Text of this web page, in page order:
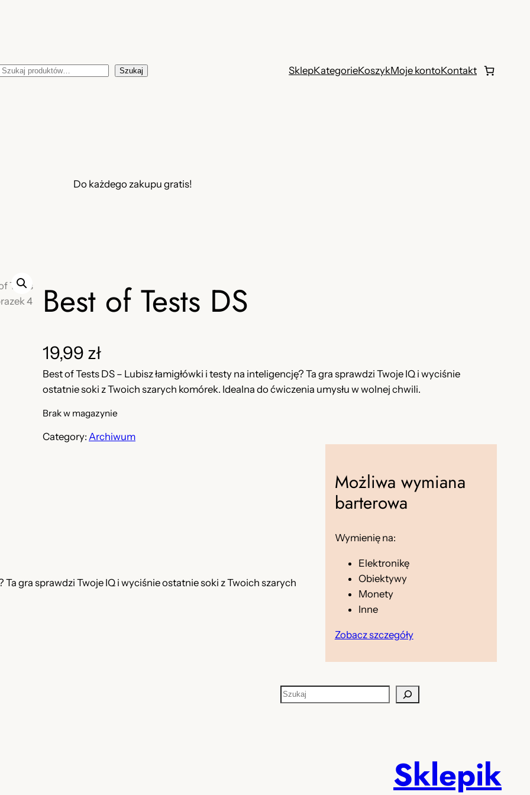
Szukaj SklepKategorieKoszykMoje kontoKontakt
Do każdego zakupu gratis!
Best of Tests DS
19,99 zł
Best of Tests DS – Lubisz łamigłówki i testy na inteligencję? Ta gra sprawdzi Twoje IQ i wyciśnie
ostatnie soki z Twoich szarych komórek. Idealna do ćwiczenia umysłu w wolnej chwili.
Brak w magazynie
Category: Archiwum
gra sprawdzi Twoje IQ i wyciśnie ostatnie soki z Twoich szarych
Możliwa wymiana
barterowa
Wymienię na:
Elektronikę
Obiektywy
Monety
Inne
Zobacz szczegóły
S
Sklepik